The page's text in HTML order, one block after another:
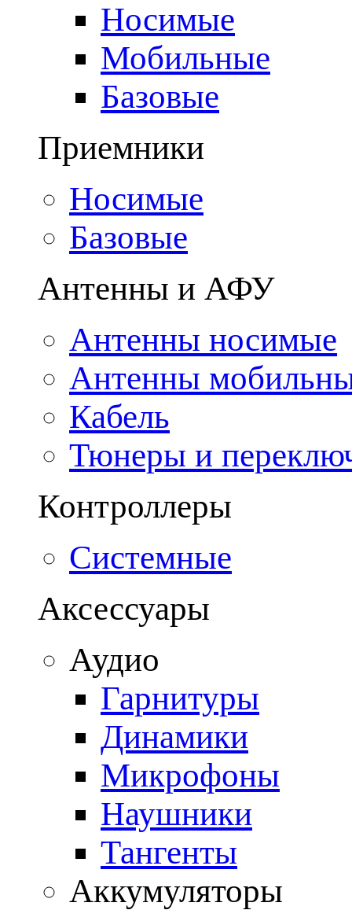
Носимые
Мобильные
Базовые
Приемники
Носимые
Базовые
Антенны и АФУ
Антенны носимые
Антенны
Кабель
Тюнеры и
Контроллеры
Системные
Аксессуары
Аудио
Гарнитуры
Динамики
Микрофоны
Наушники
Тангенты
Аккумуляторы